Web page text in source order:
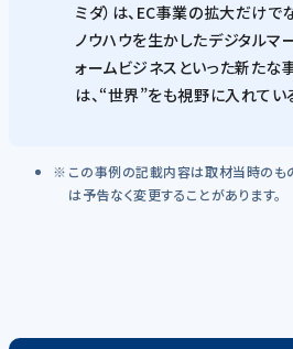
ミダ）は、EC事業の拡大だけで
ノウハウを生かしたデジタルマ
ォームビジネスといった新たな
は、“世界”をも視野に入れてい
この事例の記載内容は取材当時のも
は予告なく変更することがあります。